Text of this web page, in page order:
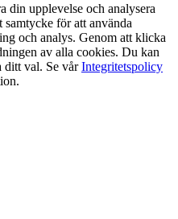
din upplevelse och analysera
för att använda
och analys. Genom att klicka
av alla cookies. Du kan
ditt val. Se vårIntegritetspolicy